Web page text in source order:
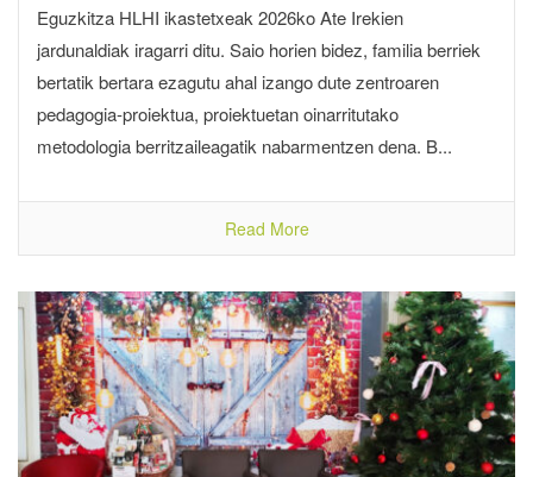
Eguzkitza HLHI ikastetxeak 2026ko Ate Irekien
jardunaldiak iragarri ditu. Saio horien bidez, familia berriek
bertatik bertara ezagutu ahal izango dute zentroaren
pedagogia-proiektua, proiektuetan oinarritutako
metodologia berritzaileagatik nabarmentzen dena. B...
Read More